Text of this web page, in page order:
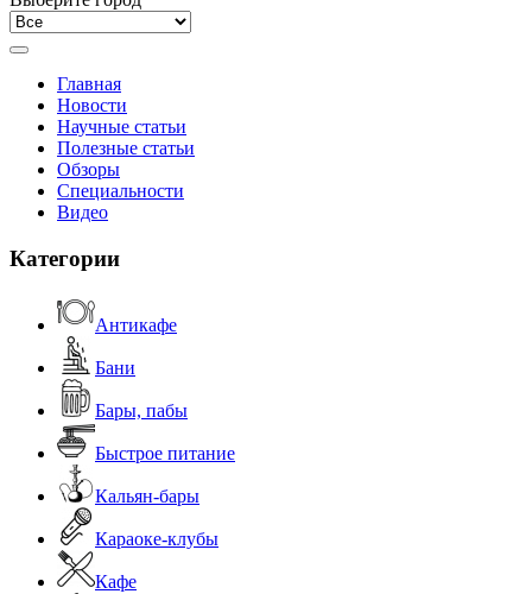
Главная
Новости
Научные статьи
Полезные статьи
Обзоры
Специальности
Видео
Категории
Антикафе
Бани
Бары, пабы
Быстрое питание
Кальян-бары
Караоке-клубы
Кафе